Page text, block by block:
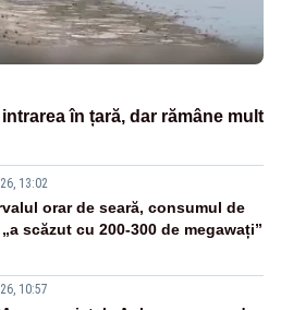
în țară, dar rămâne mult
13:02
orar de seară, consumul de
scăzut cu 200-300 de megawați”
10:57